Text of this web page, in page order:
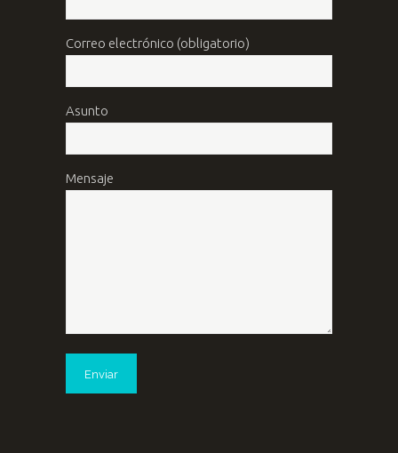
Correo electrónico (obligatorio)
Asunto
Mensaje